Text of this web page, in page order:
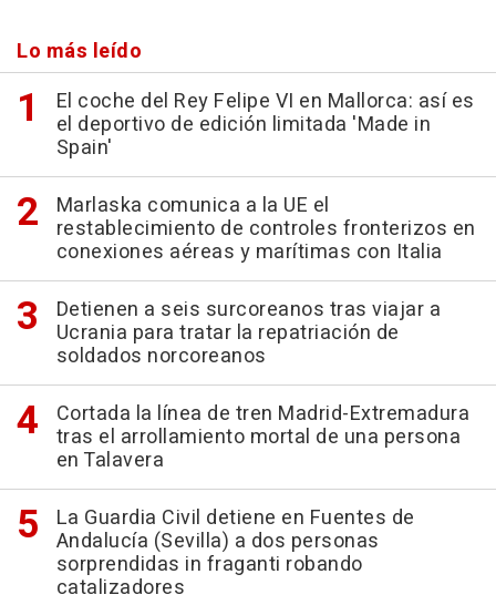
Lo más leído
El coche del Rey Felipe VI en Mallorca: así es
el deportivo de edición limitada 'Made in
Spain'
Marlaska comunica a la UE el
restablecimiento de controles fronterizos en
conexiones aéreas y marítimas con Italia
Detienen a seis surcoreanos tras viajar a
Ucrania para tratar la repatriación de
soldados norcoreanos
Cortada la línea de tren Madrid-Extremadura
tras el arrollamiento mortal de una persona
en Talavera
La Guardia Civil detiene en Fuentes de
Andalucía (Sevilla) a dos personas
sorprendidas in fraganti robando
catalizadores